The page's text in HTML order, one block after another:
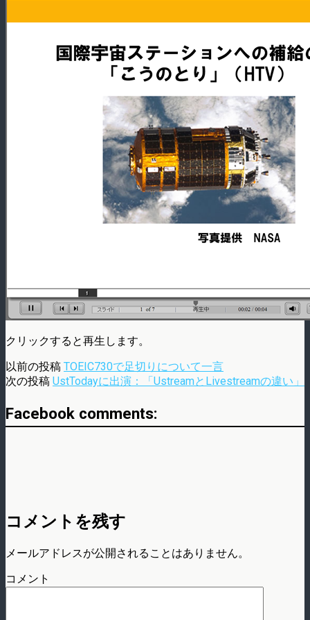
クリックすると再生します。
以前の投稿 TOEIC730で足切りについて一言
次の投稿 UstTodayに出演：「UstreamとLivestreamの違い」
Facebook comments:
コメントを残す
メールアドレスが公開されることはありません。
コメント